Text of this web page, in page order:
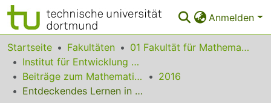
Anmelden
Bereiche & Sammlungen
Das gesamte Repositorium
Statistiken
Startseite Fakultäten
01 Fakultät für Mathematik
Institut für Entwicklung und Erforschung des Mathematikunterrichts
Beiträge zum Mathematikunterricht
2016
Entdeckendes Lernen in der Sekundarstufe am Beispiel von Zahlenwinkeln